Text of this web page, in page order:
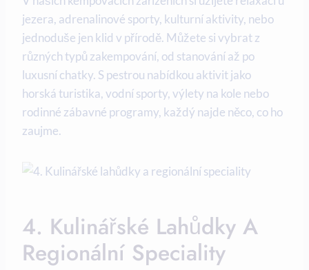
jezera, ‌adrenalinové sporty, kulturní ‌aktivity, nebo
jednoduše jen klid v přírodě. Můžete si vybrat z
různých typů ⁣zakempování, od stanování až po
luxusní chatky. S pestrou nabídkou aktivit jako
horská ⁢turistika, vodní sporty, výlety na ‌kole​ nebo
rodinné ​zábavné ⁢programy, každý⁢ najde​ něco, co ho
⁣zaujme.
4. Kulinářské‌ Lahůdky A
Regionální ​speciality